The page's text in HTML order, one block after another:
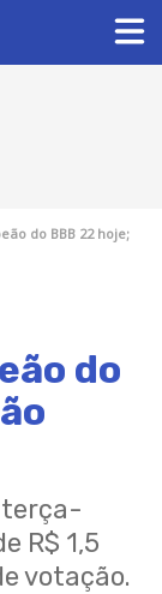
do BBB 22 hoje;
do
terça-
R$ 1,5
votação.